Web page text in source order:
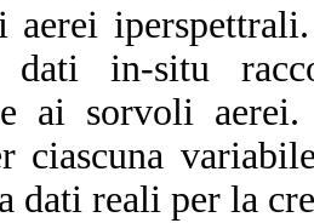
aerei
dati in-situ
ai sorvoli
ciascuna
dati reali per la